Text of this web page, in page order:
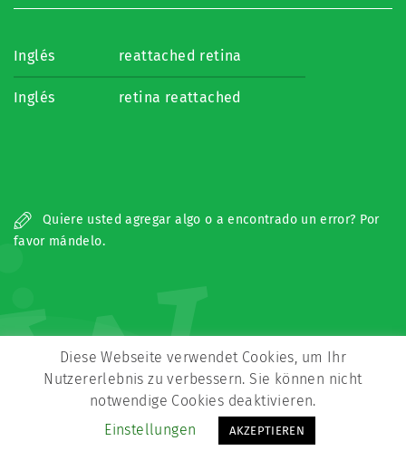
Inglés reattached retina
Inglés retina reattached
Quiere usted agregar algo o a encontrado un error? Por
favor mándelo.
Copyright © Zeitz Franko Zeitz
Kontakt Impressum Datenschutz
Diese Webseite verwendet Cookies, um Ihr
Nutzererlebnis zu verbessern. Sie können nicht
notwendige Cookies deaktivieren.
Einstellungen
AKZEPTIEREN